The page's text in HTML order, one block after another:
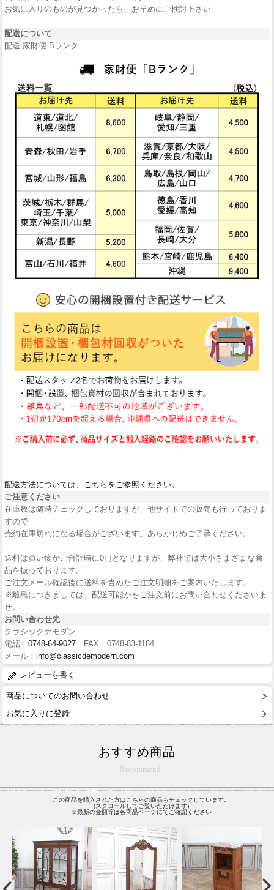
お気に入りのものが見つかったら、お早めにご検討下さい
配送について
配送:家財便 Bランク
配送方法については、こちらをご参照ください。
ご注意ください
在庫数は随時チェックしておりますが、他サイトでの販売も行っておりま
すので
売約在庫切れになる場合がございます。あらかじめご了承ください。
送料は買い物かご合計時に0円となりますが、弊社では大小さまざまな商
品を扱っております。
ご注文メール確認後に送料を含めたご注文明細をご案内いたします。
※離島につきましては、配送可能かをご注文前にお問い合わせくださいま
せ。
お問い合わせ先
クラシックデモダン
電話： 0748-64-9027 FAX：0748-83-1184
メール： info@classicdemodern.com
レビューを書く
商品についてのお問い合わせ
お気に入りに登録
おすすめ商品
Recommend
この商品を購入された方はこちらの商品もチェックしています。
(スクロールしてご覧いただけます)
※最新の金額等は各商品ページにてご確認ください